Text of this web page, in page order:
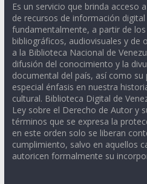
Es un servicio que brinda acceso
de recursos de información
fundamentalmente, a partir de
bibliográficos, audiovisuales y de
a la Biblioteca Nacional de
difusión del conocimiento y la
documental del país, así como su
especial énfasis en nuestra
cultural. Biblioteca Digital de
Ley sobre el Derecho de Autor y
términos que se expresa la
en este orden solo se liberan
cumplimiento, salvo en aquellos
autoricen formalmente su